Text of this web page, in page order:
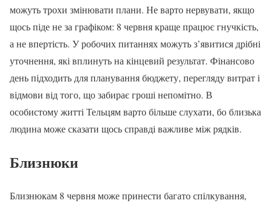
можуть трохи змінювати плани. Не варто нервувати, якщо
щось піде не за графіком: 8 червня краще працює гнучкість,
а не впертість. У робочих питаннях можуть з’явитися дрібні
уточнення, які вплинуть на кінцевий результат. Фінансово
день підходить для планування бюджету, перегляду витрат і
відмови від того, що забирає гроші непомітно. В
особистому житті Тельцям варто більше слухати, бо близька
людина може сказати щось справді важливе між рядків.
Близнюки
Близнюкам 8 червня може принести багато спілкування,